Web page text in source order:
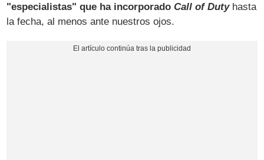
"especialistas" que ha incorporadoCall of Dutyhasta
la fecha, al menos ante nuestros ojos.